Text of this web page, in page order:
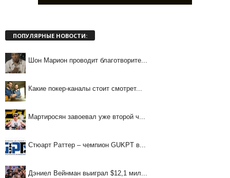
ПОПУЛЯРНЫЕ НОВОСТИ:
Шон Марион проводит благотворите...
Какие покер-каналы стоит смотрет...
Мартиросян завоевал уже второй ч...
Стюарт Раттер – чемпион GUKPT в...
Дэниел Вейнман выиграл $12,1 мил...